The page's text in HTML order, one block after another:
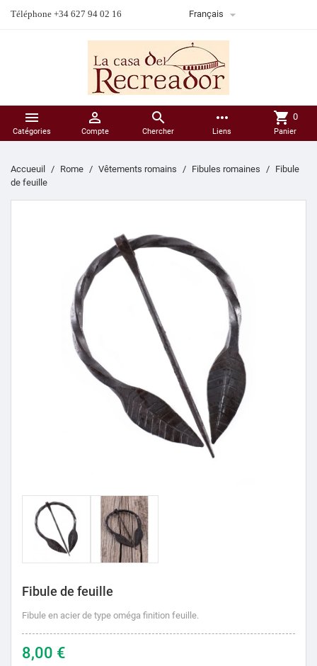
Téléphone +34 627 94 02 16 Français 

Catégories

Compte

Chercher
more_horiz
Liens
shopping_cart 0
Panier
Accueuil Rome Vêtements romains Fibules romaines
Fibule
de feuille
Fibule de feuille
Fibule en acier de type oméga finition feuille.
8,00 €